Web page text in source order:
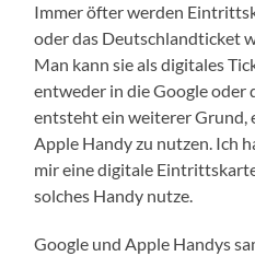
Immer öfter werden
oder das Deutschlandticket
Man kann sie als digitales
entweder in die Google oder
entsteht ein weiterer Grund,
Apple Handy zu nutzen. Ich
mir eine digitale
solches Handy nutze.
Google und Apple Handys